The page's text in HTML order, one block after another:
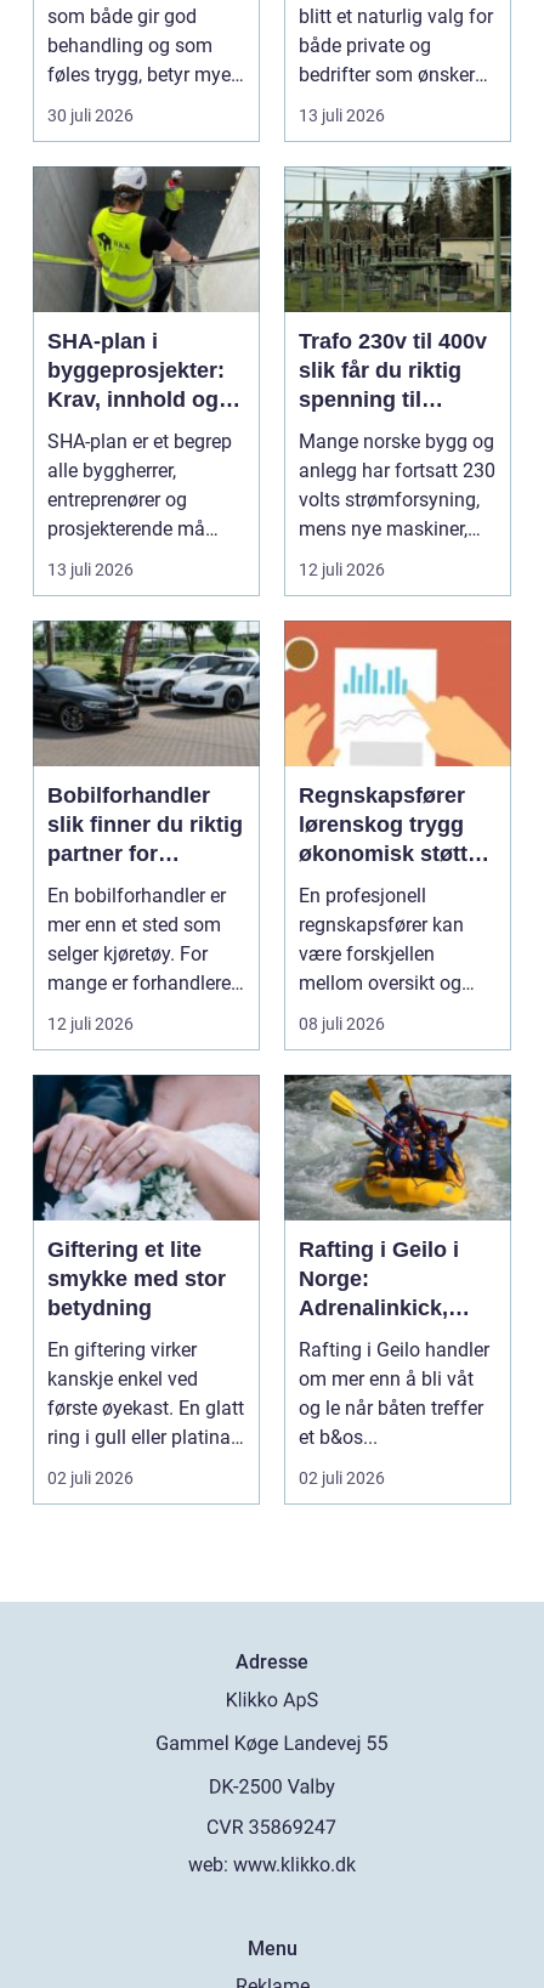
som både gir god
behandling og som
føles trygg, betyr mye
for de fleste. Mange
ø...
30 juli 2026
blitt et naturlig valg for
både private og
bedrifter som ønsker
god mat uten st...
13 juli 2026
SHA-plan i
byggeprosjekter:
Krav, innhold og
praktisk nytte
SHA-plan er et begrep
alle byggherrer,
entreprenører og
prosjekterende må
forholde seg ...
13 juli 2026
Trafo 230v til 400v
slik får du riktig
spenning til
moderne utstyr
Mange norske bygg og
anlegg har fortsatt 230
volts strømforsyning,
mens nye maskiner,
pumper, kompre...
12 juli 2026
Bobilforhandler
slik finner du riktig
partner for
feriedrømmen
En bobilforhandler er
mer enn et sted som
selger kjøretøy. For
mange er forhandleren
en langsiktig s...
12 juli 2026
Regnskapsfører
lørenskog trygg
økonomisk støtte i
hverdagen
En profesjonell
regnskapsfører kan
være forskjellen
mellom oversikt og
kaos i bedriftens
økonomi. Fo...
08 juli 2026
Giftering et lite
smykke med stor
betydning
En giftering virker
kanskje enkel ved
første øyekast. En glatt
ring i gull eller platina,
som sjelde...
02 juli 2026
Rafting i Geilo i
Norge:
Adrenalinkick,
naturopplevelser
og fellesskap
Rafting i Geilo handler
om mer enn å bli våt
og le når båten treffer
et b&os...
02 juli 2026
Adresse
web: www.klikko.dk
Menu